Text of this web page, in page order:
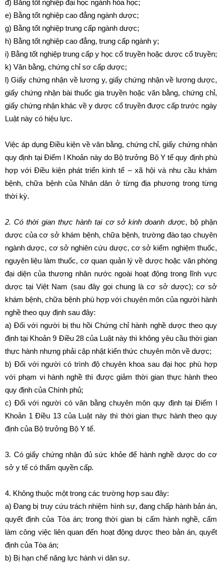
đ) Bằng tốt nghiệp đại học ngành hóa học;
e) Bằng tốt nghiệp cao đẳng ngành dược;
g) Bằng tốt nghiệp trung cấp ngành dược;
h) Bằng tốt nghiệp cao đẳng, trung cấp ngành y;
i) Bằng tốt nghiệp trung cấp y học cổ truyền hoặc dược cổ truyền;
k) Văn bằng, chứng chỉ sơ cấp dược;
l) Giấy chứng nhận về lương y, giấy chứng nhận về lương dược,
giấy chứng nhận bài thuốc gia truyền hoặc văn bằng, chứng chỉ,
giấy chứng nhận khác về y dược cổ truyền được cấp trước ngày
Luật này có hiệu lực.
Việc áp dụng Điều kiện về văn bằng, chứng chỉ, giấy chứng nhận
quy định tại Điểm l Khoản này do Bộ trưởng Bộ Y tế quy định phù
hợp với Điều kiện phát triển kinh tế – xã hội và nhu cầu khám
bệnh, chữa bệnh của Nhân dân ở từng địa phương trong từng
thời kỳ.
2. Có thời gian thực hành tại cơ sở kinh doanh dược, bộ phận
dược của cơ sở khám bệnh, chữa bệnh, trường đào tạo chuyên
ngành dược, cơ sở nghiên cứu dược, cơ sở kiểm nghiệm thuốc,
nguyên liệu làm thuốc, cơ quan quản lý về dược hoặc văn phòng
đại diện của thương nhân nước ngoài hoạt động trong lĩnh vực
dược tại Việt Nam (sau đây gọi chung là cơ sở dược); cơ sở
khám bệnh, chữa bệnh phù hợp với chuyên môn của người hành
nghề theo quy định sau đây:
a) Đối với người bị thu hồi Chứng chỉ hành nghề dược theo quy
định tại Khoản 9 Điều 28 của Luật này thì không yêu cầu thời gian
thực hành nhưng phải cập nhật kiến thức chuyên môn về dược;
b) Đối với người có trình độ chuyên khoa sau đại học phù hợp
với phạm vi hành nghề thì được giảm thời gian thực hành theo
quy định của Chính phủ;
c) Đối với người có văn bằng chuyên môn quy định tại Điểm l
Khoản 1 Điều 13 của Luật này thì thời gian thực hành theo quy
định của Bộ trưởng Bộ Y tế.
3. Có giấy chứng nhận đủ sức khỏe để hành nghề dược do cơ
sở y tế có thẩm quyền cấp.
4. Không thuộc một trong các trường hợp sau đây:
a) Đang bị truy cứu trách nhiệm hình sự, đang chấp hành bản án,
quyết định của Tòa án; trong thời gian bị cấm hành nghề, cấm
làm công việc liên quan đến hoạt động dược theo bản án, quyết
định của Tòa án;
b) Bị hạn chế năng lực hành vi dân sự.